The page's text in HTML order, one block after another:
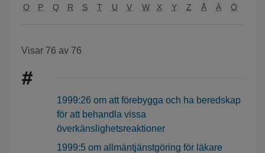
O
P Q R S T U V W X Y Z Å Ä Ö
Visar 76 av 76
#
1999:26 om att förebygga och ha beredskap
för att behandla vissa
överkänslighetsreaktioner
1999:5 om allmäntjänstgöring för läkare